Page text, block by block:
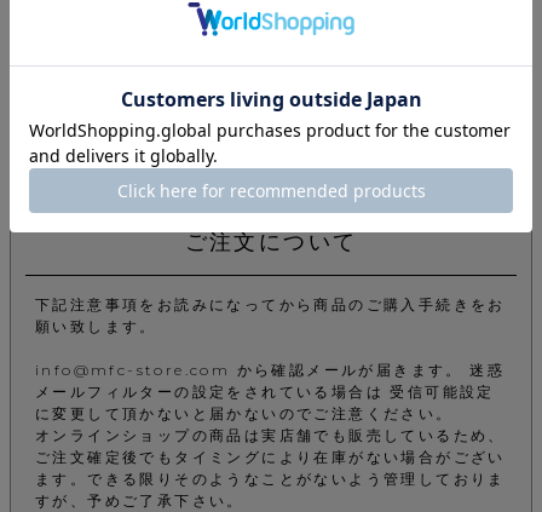
返品特約について
商品についてのお問い合わせ
ご注文について
下記注意事項をお読みになってから商品のご購入手続きをお
願い致します。
info@mfc-store.com から確認メールが届きます。 迷惑
メールフィルターの設定をされている場合は 受信可能設定
に変更して頂かないと届かないのでご注意ください。
オンラインショップの商品は実店舗でも販売しているため、
ご注文確定後でもタイミングにより在庫がない場合がござい
ます。できる限りそのようなことがないよう管理しておりま
すが、予めご了承下さい。